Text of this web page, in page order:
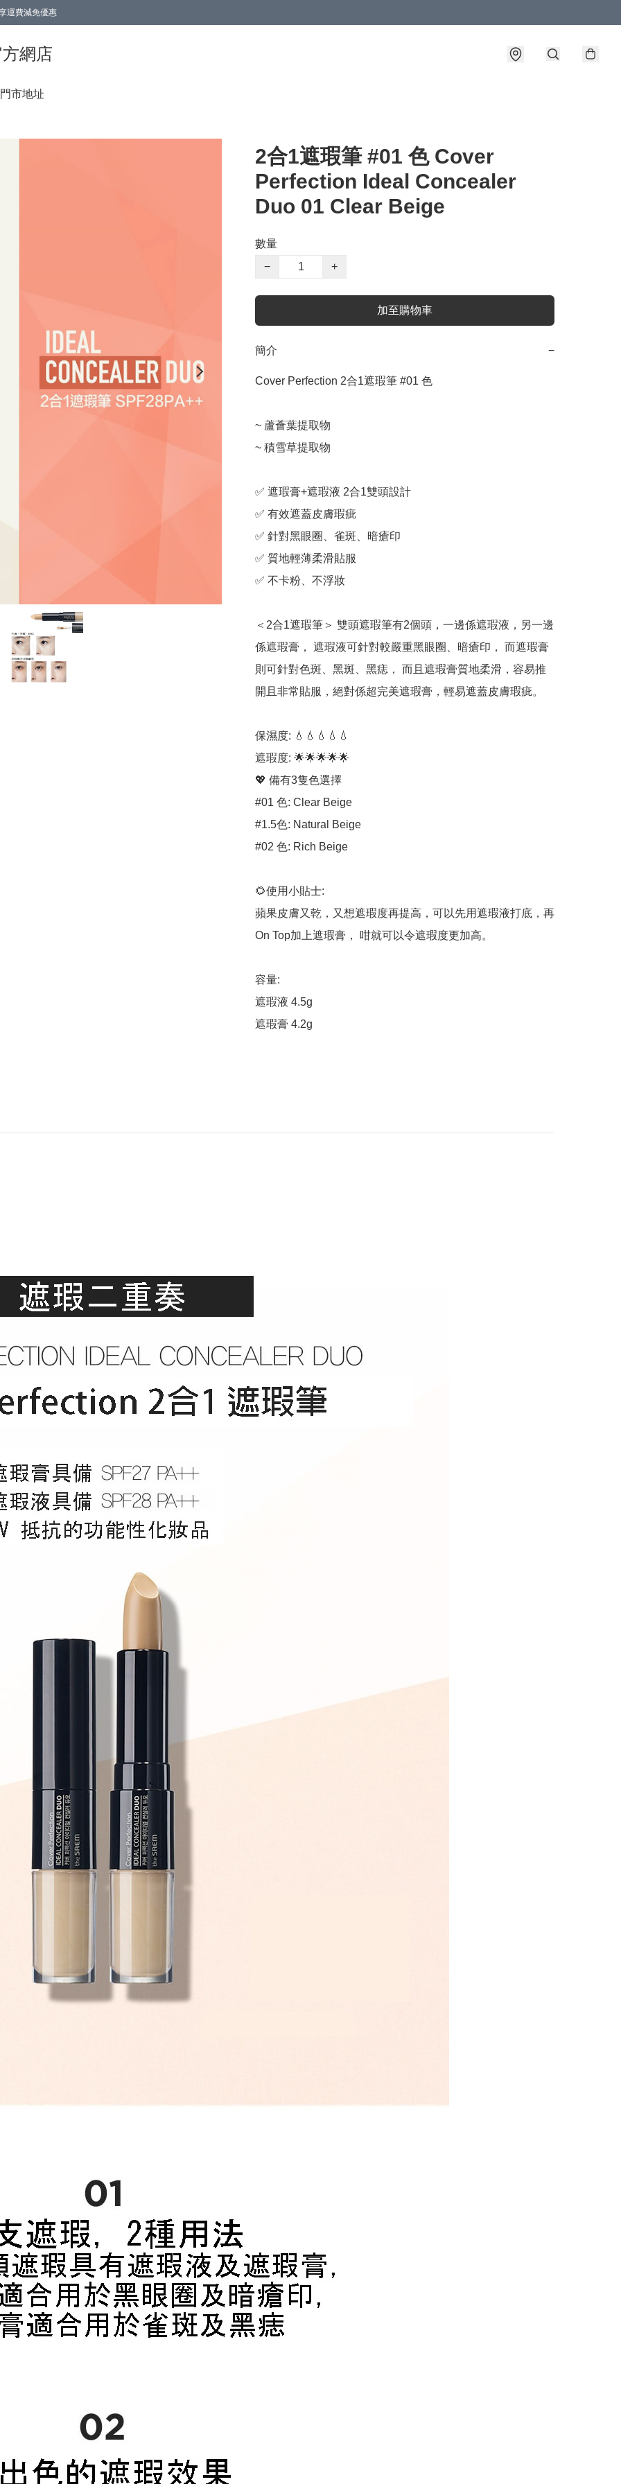
運費減免優惠
網店
門市地址
2合1遮瑕筆 #01 色 Cover
Perfection Ideal Concealer
Duo 01 Clear Beige
數量
−
+
加至購物車
簡介 −
Cover Perfection 2合1遮瑕筆 #01 色
~ 蘆薈葉提取物
~ 積雪草提取物
✅ 遮瑕膏+遮瑕液 2合1雙頭設計
✅ 有效遮蓋皮膚瑕疵
✅ 針對黑眼圈、雀斑、暗瘡印
✅ 質地輕薄柔滑貼服
✅ 不卡粉、不浮妝
＜2合1遮瑕筆＞ 雙頭遮瑕筆有2個頭，一邊係遮瑕液，另一邊
係遮瑕膏， 遮瑕液可針對較嚴重黑眼圈、暗瘡印， 而遮瑕膏
則可針對色斑、黑斑、黑痣， 而且遮瑕膏質地柔滑，容易推
開且非常貼服，絕對係超完美遮瑕膏，輕易遮蓋皮膚瑕疵。
保濕度: 💧💧💧💧💧
遮瑕度: 🌟🌟🌟🌟🌟
💖 備有3隻色選擇
#01 色: Clear Beige
#1.5色: Natural Beige
#02 色: Rich Beige
🌻使用小貼士:
蘋果皮膚又乾，又想遮瑕度再提高，可以先用遮瑕液打底，再
On Top加上遮瑕膏， 咁就可以令遮瑕度更加高。
容量:
遮瑕液 4.5g
遮瑕膏 4.2g